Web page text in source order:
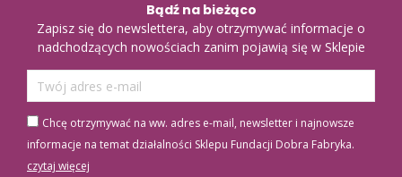
Bądź na bieżąco
Zapisz się do newslettera, aby otrzymywać informacje o
nadchodzących nowościach zanim pojawią się w Sklepie
Chcę otrzymywać na ww. adres e-mail, newsletter i najnowsze
informacje na temat działalności Sklepu Fundacji Dobra Fabryka.
czytaj więcej